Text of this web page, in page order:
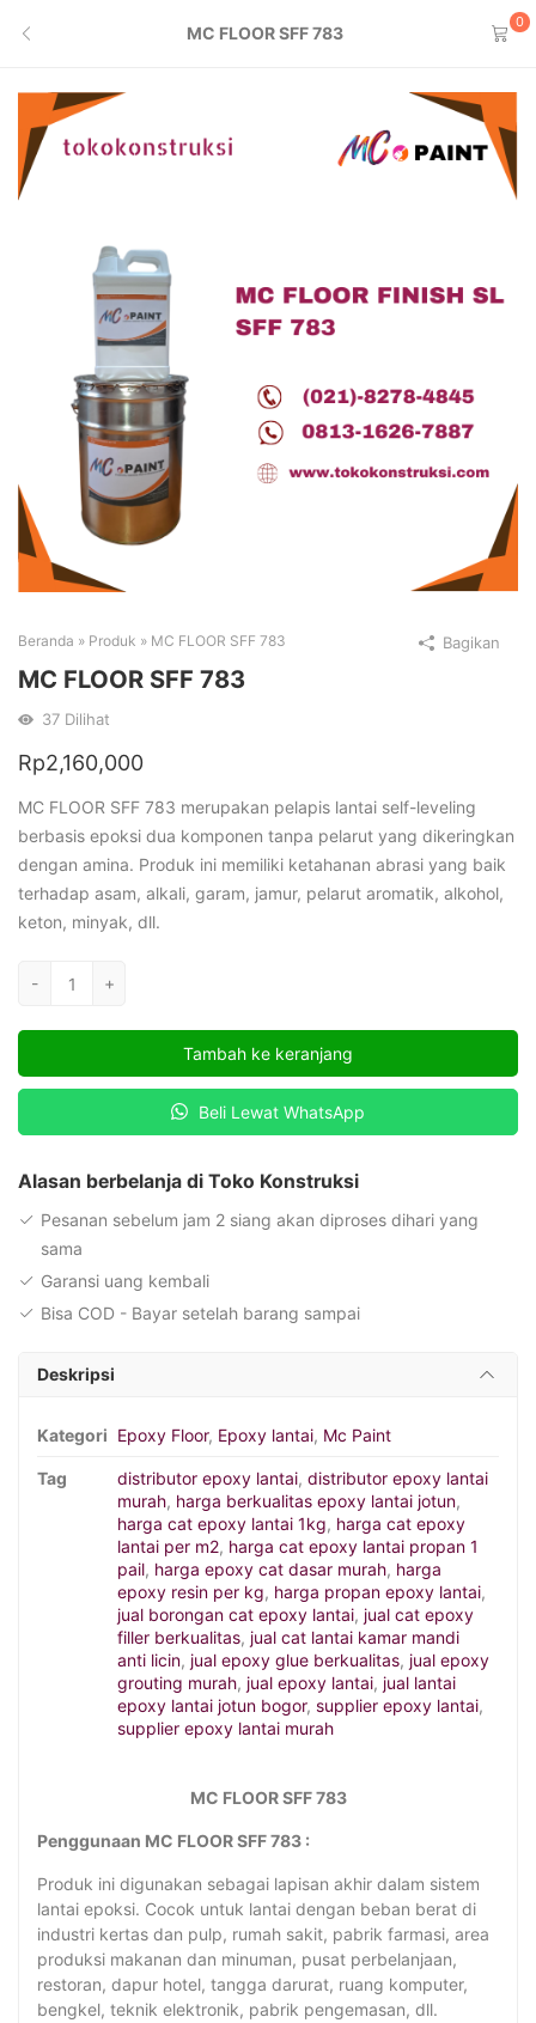
MC FLOOR SFF 783
0
Beranda » Produk » MC FLOOR SFF 783
MC FLOOR SFF 783
37 Dilihat
Rp2,160,000
MC FLOOR SFF 783 merupakan pelapis lantai self-leveling
berbasis epoksi dua komponen tanpa pelarut yang dikeringkan
dengan amina. Produk ini memiliki ketahanan abrasi yang baik
terhadap asam, alkali, garam, jamur, pelarut aromatik, alkohol,
keton, minyak, dll.
-
FLOOR
783
+
Tambah ke keranjang
Beli Lewat WhatsApp
Alasan berbelanja di Toko Konstruksi
Pesanan sebelum jam 2 siang akan diproses dihari yang
sama
Garansi uang kembali
Bisa COD - Bayar setelah barang sampai
Bagikan
Deskripsi
Kategori Epoxy Floor, Epoxy lantai, Mc Paint
Tag distributor epoxy lantai, distributor epoxy lantai
murah, harga berkualitas epoxy lantai jotun,
harga cat epoxy lantai 1kg, harga cat epoxy
lantai per m2, harga cat epoxy lantai propan 1
pail, harga epoxy cat dasar murah, harga
epoxy resin per kg, harga propan epoxy lantai,
jual borongan cat epoxy lantai, jual cat epoxy
filler berkualitas, jual cat lantai kamar mandi
anti licin, jual epoxy glue berkualitas, jual epoxy
grouting murah, jual epoxy lantai, jual lantai
epoxy lantai jotun bogor, supplier epoxy lantai,
supplier epoxy lantai murah
MC FLOOR SFF 783
Penggunaan MC FLOOR SFF 783 :
Produk ini digunakan sebagai lapisan akhir dalam sistem
lantai epoksi. Cocok untuk lantai dengan beban berat di
industri kertas dan pulp, rumah sakit, pabrik farmasi, area
produksi makanan dan minuman, pusat perbelanjaan,
restoran, dapur hotel, tangga darurat, ruang komputer,
bengkel, teknik elektronik, pabrik pengemasan, dll.